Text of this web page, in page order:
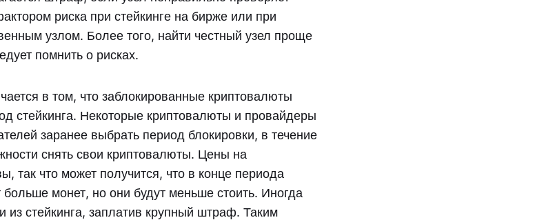
риска при стейкинге на бирже или при
узлом. Более того, найти честный узел проще
помнить о рисках.
в том, что заблокированные криптовалюты
стейкинга. Некоторые криптовалюты и провайдеры
заранее выбрать период блокировки, в течение
снять свои криптовалюты. Цены на
так что может получится, что в конце периода
больше монет, но они будут меньше стоить. Иногда
из стейкинга, заплатив крупный штраф. Таким